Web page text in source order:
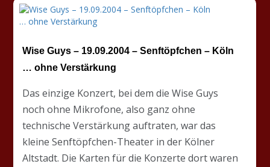
Wise Guys – 19.09.2004 – Senftöpfchen – Köln
… ohne Verstärkung
Das einzige Konzert, bei dem die Wise Guys
noch ohne Mikrofone, also ganz ohne
technische Verstärkung auftraten, war das
kleine Senftöpfchen-Theater in der Kölner
Altstadt. Die Karten für die Konzerte dort waren